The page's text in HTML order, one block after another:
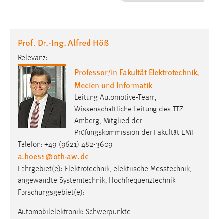
Prof. Dr.-Ing. Alfred Höß
Relevanz:
Professor/in Fakultät Elektrotechnik,
Medien und Informatik
Leitung Automotive-Team,
Wissenschaftliche Leitung des TTZ
Amberg, Mitglied der
Prüfungskommission der Fakultät EMI
Telefon: +49 (9621) 482-3609
a.hoess@oth-aw.de
Lehrgebiet(e): Elektro­tech­nik, elek­trische Mess­technik,
angewandte Systemtechnik, Hochfrequenztechnik
Forschungsgebiet(e):
Automobilelektronik: Schwerpunkte
Performance
Name:
staticfilecache
Zweck:
Für performante Seitenauslieferung wird in diesem Cookie
gespeichert, ob man eingeloggt ist.
Sprachpräferenz
Name:
site-language-preference
Zweck:
Das Cookie speichert die gewählte Sprache der Website.
Cookie Laufzeit: